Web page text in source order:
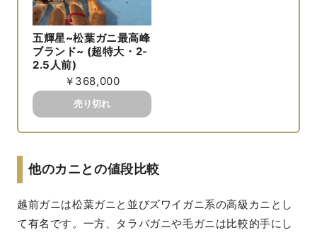
五輝星~松葉ガニ最高峰
ブランド~ (超特大・2-
2.5人前)
￥368,000
他のカニとの値段比較
越前ガニは松葉ガニと並びズワイガニ系の高級カニとし
て有名です。一方、タラバガニや毛ガニは比較的手にし